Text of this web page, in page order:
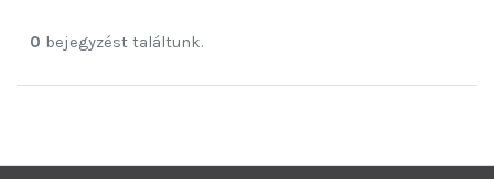
0 bejegyzést találtunk.